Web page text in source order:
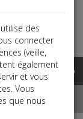
j
a
des
connecter
(veille,
également
et vous
Vous
que nous